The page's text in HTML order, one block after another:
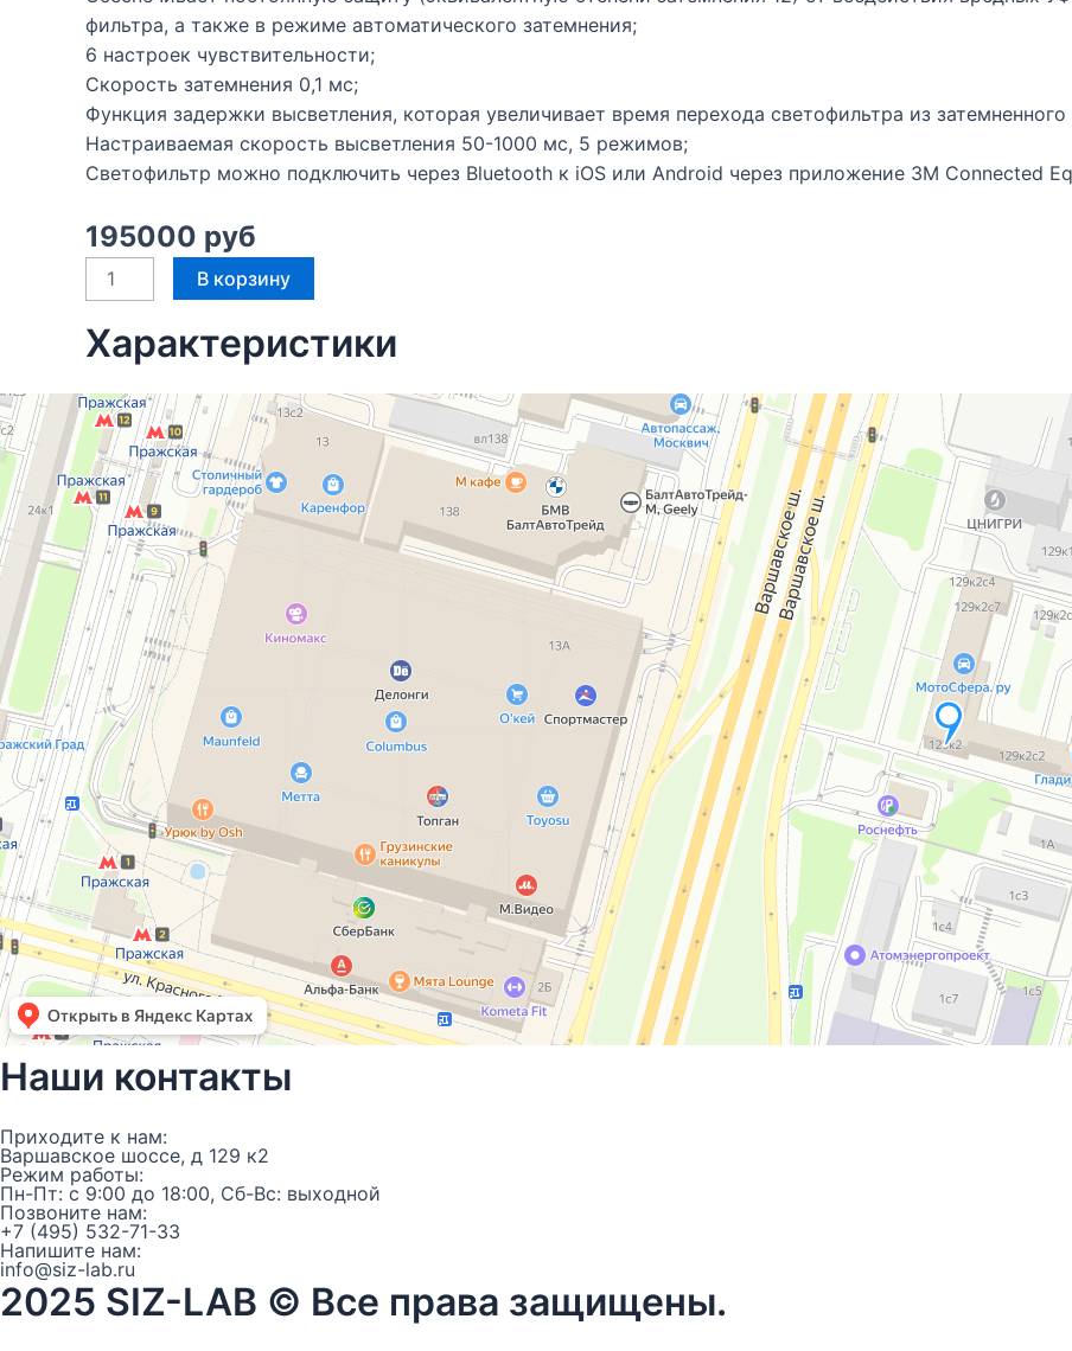
фильтра, а также в режиме автоматического затемнения;
6 настроек чувствительности;
Скорость затемнения 0,1 мс;
Функция задержки высветления, которая увеличивает время перехода светофильтра из затемненного
Настраиваемая скорость высветления 50-1000 мс, 5 режимов;
Светофильтр можно подключить через Bluetooth к iOS или Android через приложение 3M Connected
195000 руб
В корзину
Характеристики
Наши контакты
Приходите к нам:
Варшавское шоссе, д 129 к2
Режим работы:
Пн-Пт: с 9:00 до 18:00, Сб-Вс: выходной
Позвоните нам:
+7 (495) 532-71-33
Напишите нам:
info@siz-lab.ru
2025 SIZ-LAB © Все права защищены.